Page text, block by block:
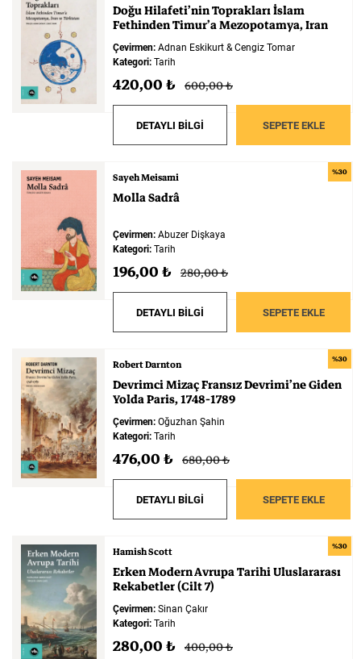
DoğuHilafeti’ninTopraklarıİslam
FethindenTimur’aMezopotamya,Iran
Ve Türkistan
Çevirmen: Adnan Eskikurt & Cengiz Tomar
Kategori: Tarih
420,00 ₺ 600,00 ₺
DETAYLI BİLGİ SEPETE EKLE
%30
Sayeh Meisami
MollaSadrâ
Çevirmen: Abuzer Dişkaya
Kategori: Tarih
196,00 ₺ 280,00 ₺
DETAYLI BİLGİ SEPETE EKLE
%30
Robert Darnton
DevrimciMizaçFransızDevrimi’neGiden
YoldaParis,1748-1789
Çevirmen: Oğuzhan Şahin
Kategori: Tarih
476,00 ₺ 680,00 ₺
DETAYLI BİLGİ SEPETE EKLE
%30
Hamish Scott
ErkenModernAvrupaTarihiUluslararası
Rekabetler(Cilt7)
Çevirmen: Sinan Çakır
Kategori: Tarih
280,00 ₺ 400,00 ₺